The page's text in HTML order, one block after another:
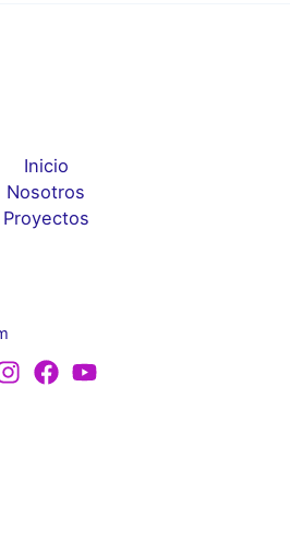
Inicio
Nosotros
Proyectos